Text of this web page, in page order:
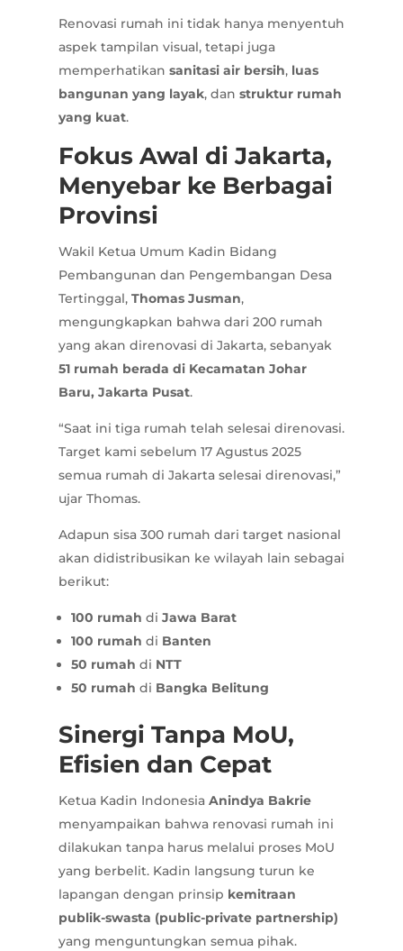
Renovasi rumah ini tidak hanya menyentuh
aspek tampilan visual, tetapi juga
memperhatikan sanitasi air bersih, luas
bangunan yang layak, dan struktur rumah
yang kuat.
Fokus Awal di Jakarta,
Menyebar ke Berbagai
Provinsi
Wakil Ketua Umum Kadin Bidang
Pembangunan dan Pengembangan Desa
Tertinggal, Thomas Jusman,
mengungkapkan bahwa dari 200 rumah
yang akan direnovasi di Jakarta, sebanyak
51 rumah berada di Kecamatan Johar
Baru, Jakarta Pusat.
“Saat ini tiga rumah telah selesai direnovasi.
Target kami sebelum 17 Agustus 2025
semua rumah di Jakarta selesai direnovasi,”
ujar Thomas.
Adapun sisa 300 rumah dari target nasional
akan didistribusikan ke wilayah lain sebagai
berikut:
100 rumah di Jawa Barat
100 rumah di Banten
50 rumah di NTT
50 rumah di Bangka Belitung
Sinergi Tanpa MoU,
Efisien dan Cepat
Ketua Kadin Indonesia Anindya Bakrie
menyampaikan bahwa renovasi rumah ini
dilakukan tanpa harus melalui proses MoU
yang berbelit. Kadin langsung turun ke
lapangan dengan prinsip kemitraan
publik-swasta (public-private partnership)
yang menguntungkan semua pihak.